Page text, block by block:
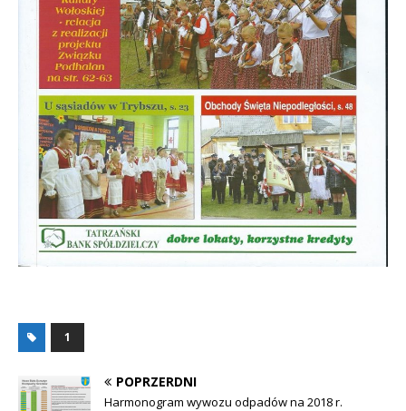
1
POPRZERDNI
Harmonogram wywozu odpadów na 2018 r.